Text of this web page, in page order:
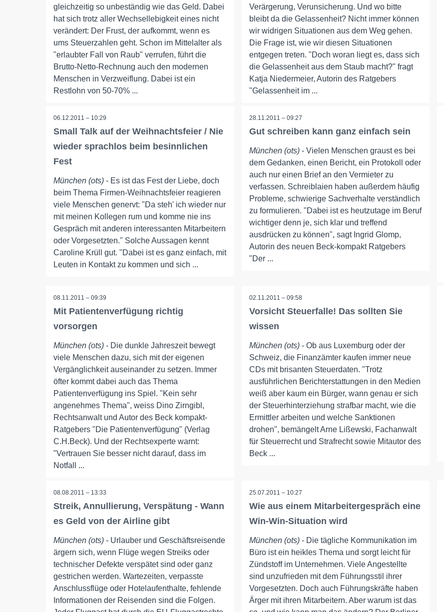
gleichzeitig so unbeständig wie das Geld. Dabei
hat sich trotz aller Wechsellebigkeit eines nicht
verändert: Der Frust, der aufkommt, wenn es
ums Steuerzahlen geht. Schon im Mittelalter als
"erlaubter Fall von Raub" verrufen, führt die
Brutto-Netto-Rechnung auch den modernen
Menschen in Verzweiflung. Dabei ist ein
Restlohn von 50-70% ...
Verärgerung, Verunsicherung. Und wo bitte
bleibt da die Gelassenheit? Nicht immer können
wir widrigen Situationen aus dem Weg gehen.
Die Frage ist, wie wir diesen Situationen
entgegen treten. "Doch woran liegt es, dass sich
die Gelassenheit aus dem Staub macht?" fragt
Katja Niedermeier, Autorin des Ratgebers
"Gelassenheit im ...
06.12.2011 – 10:29
Small Talk auf der Weihnachtsfeier / Nie
wieder sprachlos beim besinnlichen
Fest
München (ots) - Es ist das Fest der Liebe, doch
beim Thema Firmen-Weihnachtsfeier reagieren
viele Menschen genervt: "Da steh' ich wieder nur
mit meinen Kollegen rum und komme nie ins
Gespräch mit anderen interessanten Mitarbeitern
oder Vorgesetzten." Solche Aussagen kennt
Caroline Krüll gut. "Dabei ist es ganz einfach, mit
Leuten in Kontakt zu kommen und sich ...
28.11.2011 – 09:27
Gut schreiben kann ganz einfach sein
München (ots)- Vielen Menschen graust es bei
dem Gedanken, einen Bericht, ein Protokoll oder
auch nur einen Brief an den Vermieter zu
verfassen. Schreiblaien haben außerdem häufig
Probleme, schwierige Sachverhalte verständlich
zu formulieren. "Dabei ist es heutzutage im Beruf
wichtiger denn je, sich klar und treffend
ausdrücken zu können", sagt Ingrid Glomp,
Autorin des neuen Beck-kompakt Ratgebers
"Der ...
08.11.2011 – 09:39
Mit Patientenverfügung richtig
vorsorgen
München (ots) - Die dunkle Jahreszeit bewegt
viele Menschen dazu, sich mit der eigenen
Vergänglichkeit auseinander zu setzen. Immer
öfter kommt dabei auch das Thema
Patientenverfügung ins Spiel. "Kein sehr
angenehmes Thema", weiss Dino Zirngibl,
Rechtsanwalt und Autor des Beck kompakt-
Ratgebers "Die Patientenverfügung" (Verlag
C.H.Beck). Und der Rechtsexperte warnt:
"Vertrauen Sie besser nicht darauf, dass im
Notfall ...
02.11.2011 – 09:58
Vorsicht Steuerfalle! Das sollten Sie
wissen
München (ots)- Ob aus Luxemburg oder der
Schweiz, die Finanzämter kaufen immer neue
CDs mit brisanten Steuerdaten. "Trotz
ausführlichen Berichterstattungen in den Medien
weiß aber kaum ein Bürger, wann genau er sich
der Steuerhinterziehung strafbar macht, wie die
Ermittler arbeiten und welche Sanktionen
drohen", bemängelt Arne Lißewski, Fachanwalt
für Steuerrecht und Strafrecht sowie Mitautor des
Beck ...
08.08.2011 – 13:33
Streik, Annullierung, Verspätung - Wann
es Geld von der Airline gibt
München (ots) - Urlauber und Geschäftsreisende
ärgern sich, wenn Flüge wegen Streiks oder
technischer Defekte verspätet sind oder ganz
gestrichen werden. Wartezeiten, verpasste
Anschlussflüge oder Hotelaufenthalte, fehlende
Informationen der Reisenden sind die Folgen.
25.07.2011 – 10:27
Wie aus einem Mitarbeitergespräch eine
Win-Win-Situation wird
München (ots)- Die tägliche Kommunikation im
Büro ist ein heikles Thema und sorgt leicht für
Zündstoff im Unternehmen. Viele Angestellte
sind unzufrieden mit dem Führungsstil ihrer
Vorgesetzten. Doch auch Führungskräfte haben
Ärger mit ihren Mitarbeitern. Aber warum ist das